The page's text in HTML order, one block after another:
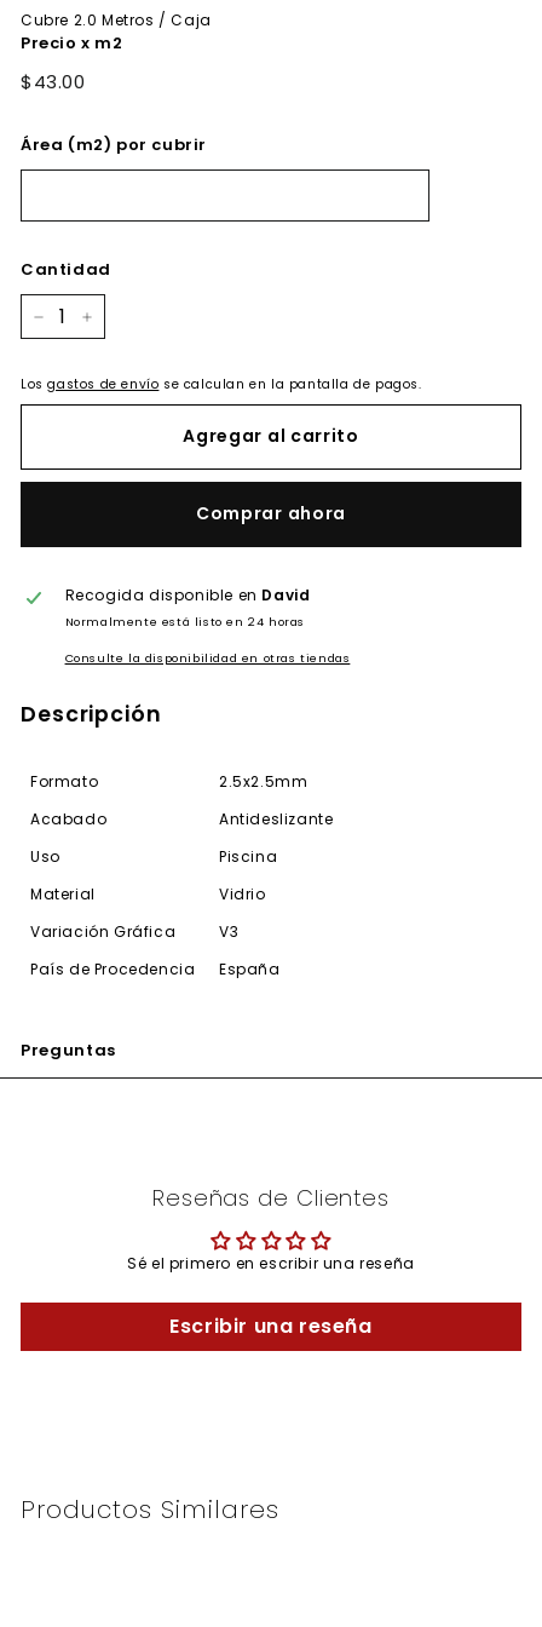
Cubre 2.0 Metros / Caja
Precio x m2
$43.00
Área (m2) por cubrir
Cantidad
Losgastos de envío se calculan en la pantalla de pagos.
Agregar al carrito
Comprar ahora
Recogida disponible en David
Normalmente está listo en 24 horas
Consulte la disponibilidad en otras tiendas
Descripción
Formato
2.5x2.5mm
Acabado
Antideslizante
Uso
Piscina
Material
Vidrio
Variación Gráfica
V3
País de Procedencia
España
Preguntas
Reseñas de Clientes
Sé el primero en escribir una reseña
Escribir una reseña
Productos Similares